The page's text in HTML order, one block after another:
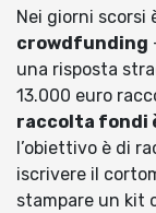
Nei giorni scorsi
crowdfunding
una risposta
13.000 euro
raccolta fondi
l’obiettivo è di
iscrivere il
stampare un kit